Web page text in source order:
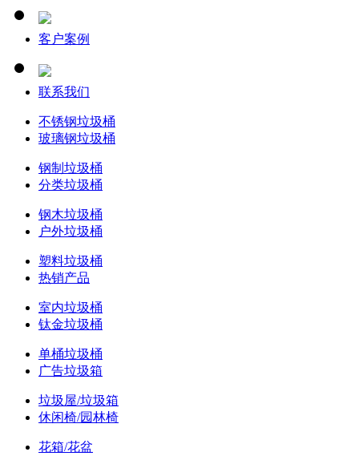
客户案例
联系我们
不锈钢垃圾桶
玻璃钢垃圾桶
钢制垃圾桶
分类垃圾桶
钢木垃圾桶
户外垃圾桶
塑料垃圾桶
热销产品
室内垃圾桶
钛金垃圾桶
单桶垃圾桶
广告垃圾箱
垃圾屋/垃圾箱
休闲椅/园林椅
花箱/花盆